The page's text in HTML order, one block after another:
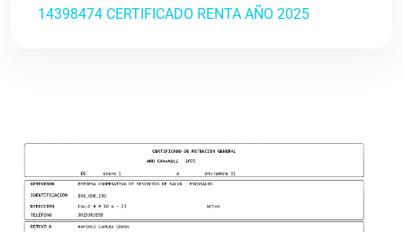
14398474 CERTIFICADO RENTA AÑO 2025